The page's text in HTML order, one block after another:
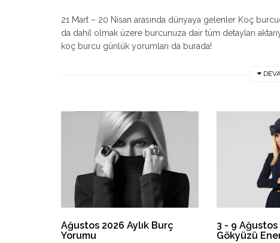
21 Mart – 20 Nisan arasında dünyaya gelenler Koç
da dahil olmak üzere burcunuza dair tüm detayları
koç burcu günlük yorumları da burada!
Ağustos 2026 Aylık Burç
Yorumu
3 - 9 Ağustos
Gökyüzü